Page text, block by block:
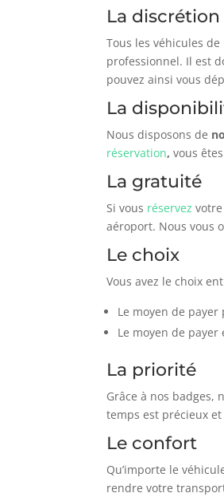
La discrétion
Tous les véhicules
professionnel. Il est
pouvez ainsi vous
La
Nous disposons de
réservation,vous
La gratuité
Si vous réservez
aéroport. Nous vous
Le choix
Vous avez le choix
Le moyen de
Le moyen de payer
La priorité
Grâce à nos badges,
temps est précieux
Le confort
Qu’importe le
rendre votre